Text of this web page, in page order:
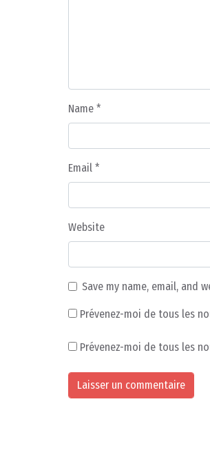
Name *
Email *
Website
Save my name, email, and
Prévenez-moi de tous les
Prévenez-moi de tous les